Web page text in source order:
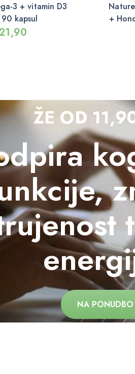
3 + vitamin D3
kapsul
+
ŽE OD
NA PONUDBO